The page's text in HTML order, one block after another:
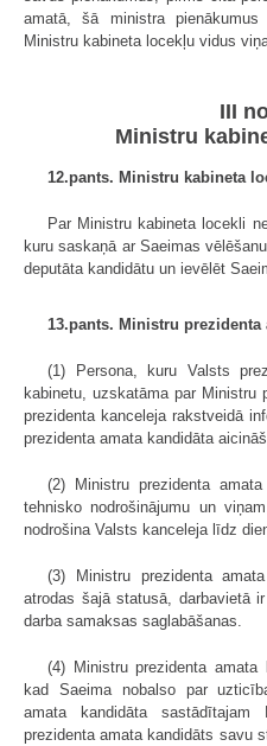
amatā, šā ministra
Ministru kabineta locekļu vidus
III
Ministru
12.pants. Ministru kabineta
Par Ministru kabineta locekli
kuru saskaņā ar Saeimas
deputāta kandidātu un ievēlēt
13.pants. Ministru prezidenta
(1) Persona, kuru Valsts
kabinetu, uzskatāma par Ministru
prezidenta kanceleja rakstveidā
prezidenta amata kandidāta
(2) Ministru prezidenta
tehnisko nodrošinājumu un
nodrošina Valsts kanceleja līdz
(3) Ministru prezidenta
atrodas šajā statusā, darbavietā
darba samaksas saglabāšanas.
(4) Ministru prezidenta
kad Saeima nobalso par
amata kandidāta
prezidenta amata kandidāts savu